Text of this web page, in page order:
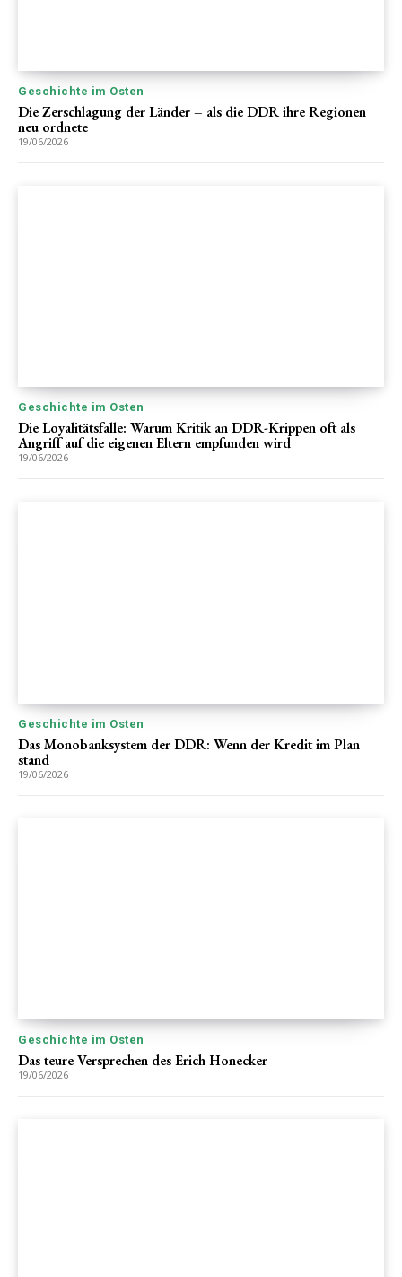
Geschichte im Osten
Die Zerschlagung der Länder – als die DDR ihre Regionen
neu ordnete
19/06/2026
Geschichte im Osten
Die Loyalitätsfalle: Warum Kritik an DDR-Krippen oft als
Angriff auf die eigenen Eltern empfunden wird
19/06/2026
Geschichte im Osten
Das Monobanksystem der DDR: Wenn der Kredit im Plan
stand
19/06/2026
Geschichte im Osten
Das teure Versprechen des Erich Honecker
19/06/2026